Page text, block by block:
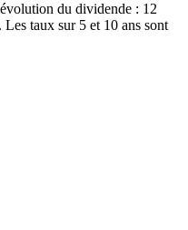
du dividende : 12
Les taux sur 5 et 10 ans sont